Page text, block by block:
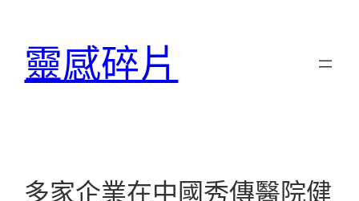
靈感碎片
多家企業在中國秀傳醫院健